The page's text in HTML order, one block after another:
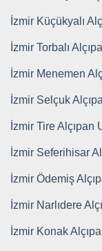
İzmir Küçükyalı
İzmir Torbalı
İzmir Menemen
İzmir Selçuk
İzmir Tire Alçıpan
İzmir Seferihisar
İzmir Ödemiş
İzmir Narlıdere
İzmir Konak